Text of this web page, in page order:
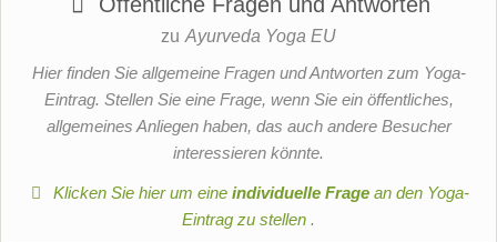
Öffentliche Fragen und Antworten
zu Ayurveda Yoga EU
Hier finden Sie allgemeine Fragen und Antworten zum Yoga-
Eintrag. Stellen Sie eine Frage, wenn Sie ein öffentliches,
allgemeines Anliegen haben, das auch andere Besucher
interessieren könnte.
Klicken Sie hier um eineindividuelle Frage an den Yoga-
Eintrag zu stellen .